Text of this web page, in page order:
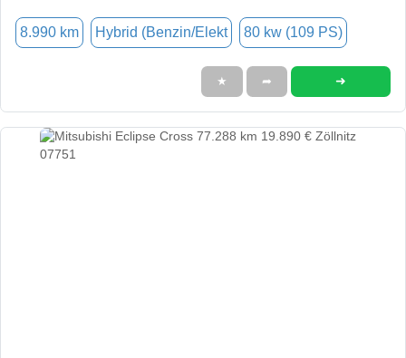
8.990 km Hybrid (Benzin/Elekt 80 kw (109 PS)
★ ➦ ➜